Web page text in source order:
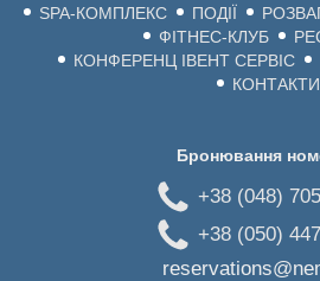
SPA-КОМПЛЕКС
ПОДІЇ
ФІТНЕС-КЛУБ
КОНФЕРЕНЦ ІВЕНТ СЕРВІС
КОНТАКТИ
Бронювання
+38 (048)
+38 (050)